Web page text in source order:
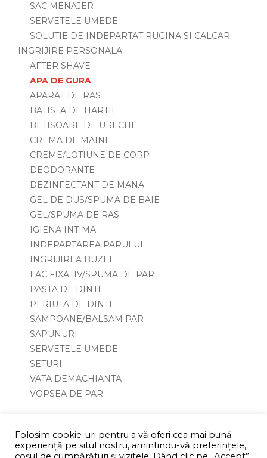
SAC MENAJER
SERVETELE UMEDE
SOLUTIE DE INDEPARTAT RUGINA SI CALCAR
INGRIJIRE PERSONALA
AFTER SHAVE
APA DE GURA
APARAT DE RAS
BATISTA DE HARTIE
BETISOARE DE URECHI
CREMA DE MAINI
CREME/LOTIUNE DE CORP
DEODORANTE
DEZINFECTANT DE MANA
GEL DE DUS/SPUMA DE BAIE
GEL/SPUMA DE RAS
IGIENA INTIMA
INDEPARTAREA PARULUI
INGRIJIREA BUZEI
LAC FIXATIV/SPUMA DE PAR
PASTA DE DINTI
PERIUTA DE DINTI
SAMPOANE/BALSAM PAR
SAPUNURI
SERVETELE UMEDE
SETURI
VATA DEMACHIANTA
VOPSEA DE PAR
Folosim cookie-uri pentru a vă oferi cea mai bună
experiență pe situl nostru, amintindu-vă preferințele,